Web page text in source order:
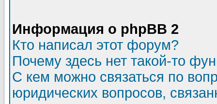
Информация о phpBB 2
Кто написал этот форум?
Почему здесь нет такой-то
С кем можно связаться по
юридических вопросов,